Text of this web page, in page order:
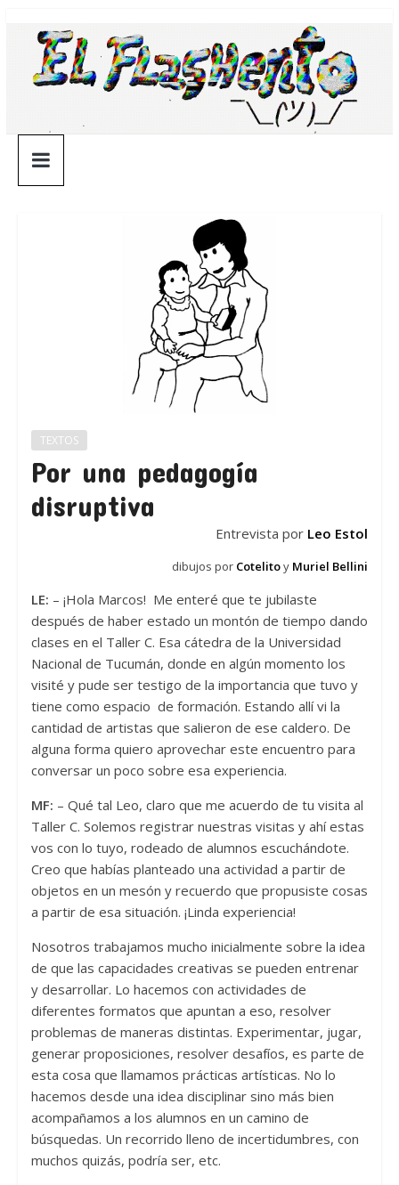
contenido
¯\_(ツ)_/
¯
TEXTOS
Por una pedagogía
disruptiva
Entrevista por Leo Estol
dibujos por Cotelitoy Muriel Bellini
LE: – ¡Hola Marcos! Me enteré que te jubilaste
después de haber estado un montón de tiempo dando
clases en el Taller C. Esa cátedra de la Universidad
Nacional de Tucumán, donde en algún momento los
visité y pude ser testigo de la importancia que tuvo y
tiene como espacio de formación. Estando allí vi la
cantidad de artistas que salieron de ese caldero. De
alguna forma quiero aprovechar este encuentro para
conversar un poco sobre esa experiencia.
MF: – Qué tal Leo, claro que me acuerdo de tu visita al
Taller C. Solemos registrar nuestras visitas y ahí estas
vos con lo tuyo, rodeado de alumnos escuchándote.
Creo que habías planteado una actividad a partir de
objetos en un mesón y recuerdo que propusiste cosas
a partir de esa situación. ¡Linda experiencia!
Nosotros trabajamos mucho inicialmente sobre la idea
de que las capacidades creativas se pueden entrenar
y desarrollar. Lo hacemos con actividades de
diferentes formatos que apuntan a eso, resolver
problemas de maneras distintas. Experimentar, jugar,
generar proposiciones, resolver desafíos, es parte de
esta cosa que llamamos prácticas artísticas. No lo
hacemos desde una idea disciplinar sino más bien
acompañamos a los alumnos en un camino de
búsquedas. Un recorrido lleno de incertidumbres, con
muchos quizás, podría ser, etc.